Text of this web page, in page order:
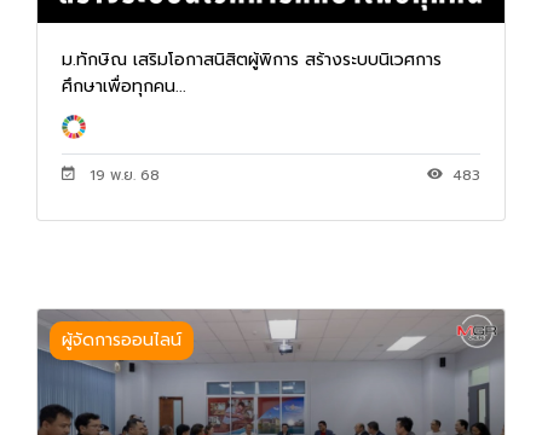
ม.ทักษิณ เสริมโอกาสนิสิตผู้พิการ สร้างระบบนิเวศการ
ศึกษาเพื่อทุกคน...
19 พ.ย. 68 483
ผู้จัดการออนไลน์